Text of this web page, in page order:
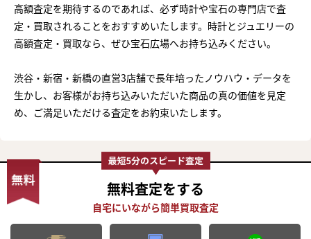
高額査定を期待するのであれば、必ず時計や宝石の専門店で査
定・買取されることをおすすめいたします。時計とジュエリーの
高額査定・買取なら、ぜひ宝石広場へお持ち込みください。
渋谷・新宿・新橋の直営3店舗で長年培ったノウハウ・データを
生かし、お客様がお持ち込みいただいた商品の真の価値を見定
め、ご満足いただける査定をお約束いたします。
無料査定をする